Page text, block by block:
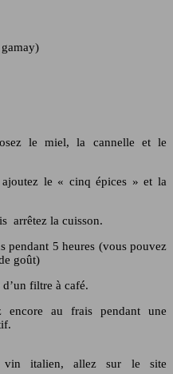
le miel, la cannelle et le
le « cinq épices » et la
arrêtez la cuisson.
pendant 5 heures (vous pouvez
goût)
filtre à café.
encore au frais pendant une
vin italien, allez sur le site